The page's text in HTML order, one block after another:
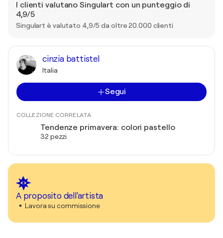
I clienti valutano Singulart con un punteggio di
4,9/5
Singulart è valutato 4,9/5 da oltre 20.000 clienti
cinzia battistel
Italia
Segui
COLLEZIONE CORRELATA
Tendenze primavera: colori pastello
32 pezzi
A proposito dell'artista
Lavora su commissione